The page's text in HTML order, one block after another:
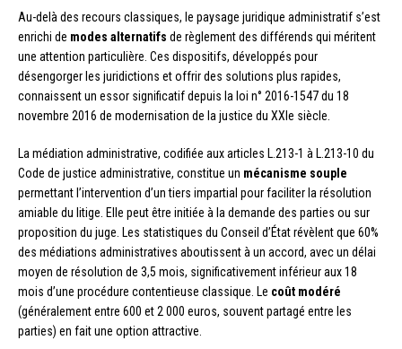
Au-delà des recours classiques, le paysage juridique administratif s’est
enrichi de modes alternatifs de règlement des différends qui méritent
une attention particulière. Ces dispositifs, développés pour
désengorger les juridictions et offrir des solutions plus rapides,
connaissent un essor significatif depuis la loi n° 2016-1547 du 18
novembre 2016 de modernisation de la justice du XXIe siècle.
La médiation administrative, codifiée aux articles L.213-1 à L.213-10 du
Code de justice administrative, constitue un mécanisme souple
permettant l’intervention d’un tiers impartial pour faciliter la résolution
amiable du litige. Elle peut être initiée à la demande des parties ou sur
proposition du juge. Les statistiques du Conseil d’État révèlent que 60%
des médiations administratives aboutissent à un accord, avec un délai
moyen de résolution de 3,5 mois, significativement inférieur aux 18
mois d’une procédure contentieuse classique. Le coût modéré
(généralement entre 600 et 2 000 euros, souvent partagé entre les
parties) en fait une option attractive.